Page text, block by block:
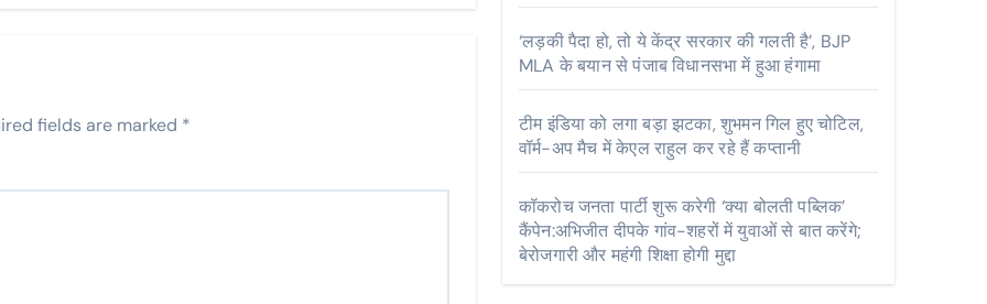
fields are marked *
‘लड़की पैदा हो, तो ये केंद्र सरकार की गलती है’, BJP
MLA के बयान से पंजाब विधानसभा में हुआ हंगामा
टीम इंडिया को लगा बड़ा झटका, शुभमन गिल हुए चोटिल,
वॉर्म-अप मैच में केएल राहुल कर रहे हैं कप्तानी
कॉकरोच जनता पार्टी शुरू करेगी ‘क्या बोलती पब्लिक’
कैंपेन:अभिजीत दीपके गांव-शहरों में युवाओं से बात करेंगे;
बेरोजगारी और महंगी शिक्षा होगी मुद्दा